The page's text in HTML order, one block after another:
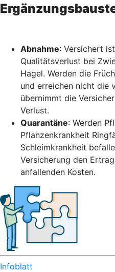
Abnahme: Versichert
Qualitätsverlust bei
Hagel. Werden die
und erreichen nicht die
übernimmt die
Verlust.
Quarantäne: Werden
Pflanzenkrankheit
Schleimkrankheit
Versicherung den
anfallenden Kosten.
Infoblatt